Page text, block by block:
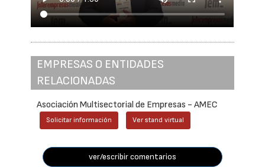
EMPRESAS O ENTIDADES
RELACIONADAS
Asociación Multisectorial de Empresas - AMEC
Solicitar información Ver stand virtual
ver/escribir comentarios